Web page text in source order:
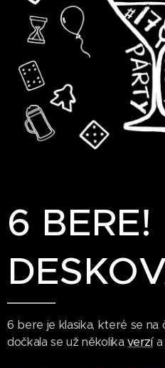
6 BERE!
6 bere je klasika, které se na
dočkala se už několikaverzía